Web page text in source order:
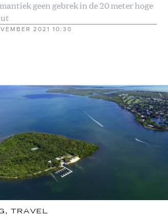
geen gebrek in de 20 meter hoge
2021 10:30
, TRAVEL